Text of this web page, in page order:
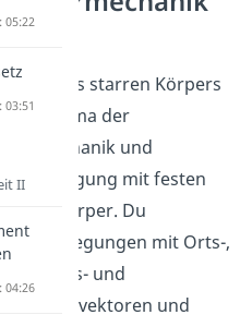
des starren Körpers
der
und
Bewegung mit festen
im Körper. Du
Bewegungen mit Orts-,
und
und
05:22
II
04:26